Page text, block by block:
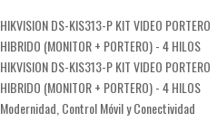
HIKVISION DS-KIS313-P KIT VIDEO PORTERO
HIBRIDO (MONITOR + PORTERO) - 4 HILOS
HIKVISION DS-KIS313-P KIT VIDEO PORTERO
HIBRIDO (MONITOR + PORTERO) - 4 HILOS
Modernidad, Control Móvil y Conectividad